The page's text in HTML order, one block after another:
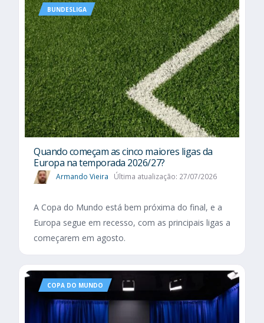
BUNDESLIGA
Quando começam as cinco maiores ligas da
Europa na temporada 2026/27?
Armando Vieira Última atualização: 27/07/2026
A Copa do Mundo está bem próxima do final, e a
Europa segue em recesso, com as principais ligas a
começarem em agosto.
COPA DO MUNDO